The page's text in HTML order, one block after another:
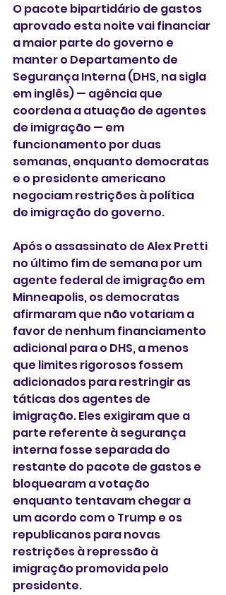
O pacote bipartidário de gastos
aprovado esta noite vai financiar
a maior parte do governo e
manter o Departamento de
Segurança Interna (DHS, na sigla
em inglês) — agência que
coordena a atuação de agentes
de imigração — em
funcionamento por duas
semanas, enquanto democratas
e o presidente americano
negociam restrições à política
de imigração do governo.
Após o assassinato de Alex Pretti
no último fim de semana por um
agente federal de imigração em
Minneapolis, os democratas
afirmaram que não votariam a
favor de nenhum financiamento
adicional para o DHS, a menos
que limites rigorosos fossem
adicionados para restringir as
táticas dos agentes de
imigração. Eles exigiram que a
parte referente à segurança
interna fosse separada do
restante do pacote de gastos e
bloquearam a votação
enquanto tentavam chegar a
um acordo com o Trump e os
republicanos para novas
restrições à repressão à
imigração promovida pelo
presidente.